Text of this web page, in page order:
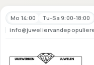
Mo 14:00 Tu-Sa 9:00-18:00